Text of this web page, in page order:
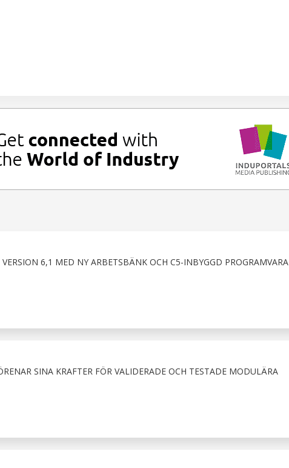
VERSION 6,1 MED NY ARBETSBÄNK OCH C5-INBYGGD PROGRAMVARA
SINA KRAFTER FÖR VALIDERADE OCH TESTADE MODULÄRA